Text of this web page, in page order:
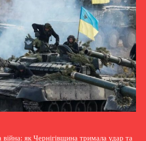
війна: як Чернігівщина тримала удар та